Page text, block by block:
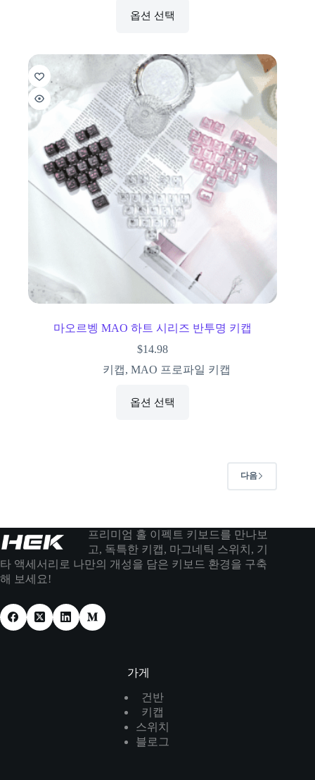
옵션 선택
마오르벵 MAO 하트 시리즈 반투명 키캡
$14.98
키캡,MAO 프로파일 키캡
옵션 선택
다음
프리미엄 홀 이펙트 키보드를 만나보
고, 독특한 키캡, 마그네틱 스위치, 기
타 액세서리로 나만의 개성을 담은 키보드 환경을 구축
해 보세요!
가게
건반
키캡
스위치
블로그